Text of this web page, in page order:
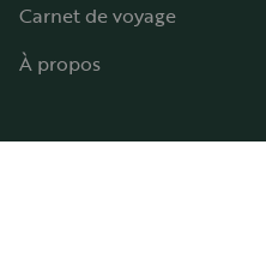
Carnet de voyage
À propos